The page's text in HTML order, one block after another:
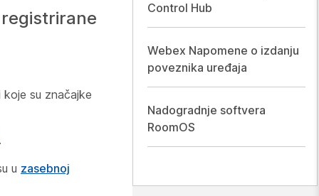
su značajke
.
u zasebnoj
Control Hub
Webex Napomene o izdanju
poveznika uređaja
Nadogradnje softvera
RoomOS